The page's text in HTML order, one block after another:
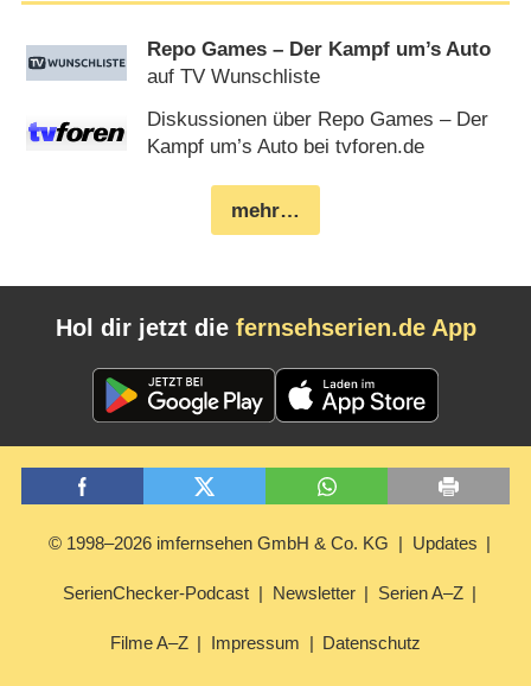
Repo Games – Der Kampf um’s Auto
auf TV Wunschliste
Diskussionen über Repo Games – Der
Kampf um’s Auto bei tvforen.de
mehr…
Hol dir jetzt die fernsehserien.de App
© 1998–2026 imfernsehen GmbH & Co. KG Updates
SerienChecker-Podcast Newsletter Serien A–Z
Filme A–Z Impressum Datenschutz